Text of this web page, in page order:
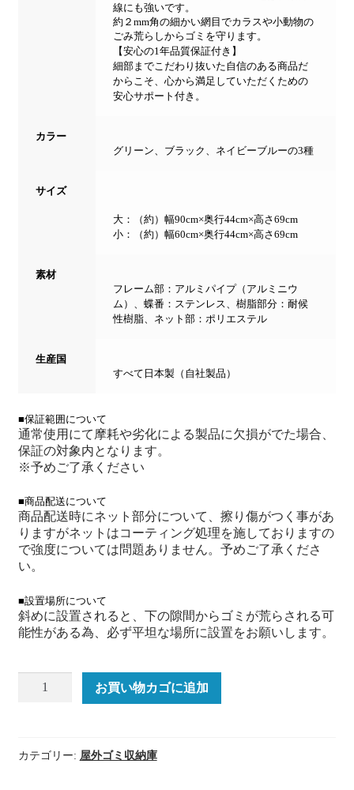
線にも強いです。
約２mm角の細かい網目でカラスや小動物の
ごみ荒らしからゴミを守ります。
【安心の1年品質保証付き】
細部までこだわり抜いた自信のある商品だ
からこそ、心から満足していただくための
安心サポート付き。
カラー
グリーン、ブラック、ネイビーブルーの3種
サイズ
大：（約）幅90cm×奥行44cm×高さ69cm
小：（約）幅60cm×奥行44cm×高さ69cm
素材
フレーム部：アルミパイプ（アルミニウ
ム）、蝶番：ステンレス、樹脂部分：耐候
性樹脂、ネット部：ポリエステル
生産国
すべて日本製（自社製品）
■保証範囲について
通常使用にて摩耗や劣化による製品に欠損がでた場合、
保証の対象内となります。
※予めご了承ください
■商品配送について
商品配送時にネット部分について、擦り傷がつく事があ
りますがネットはコーティング処理を施しておりますの
で強度については問題ありません。予めご了承くださ
い。
■設置場所について
斜めに設置されると、下の隙間からゴミが荒らされる可
能性がある為、必ず平坦な場所に設置をお願いします。
ノ
お買い物カゴに追加
カテゴリー: 屋外ゴミ収納庫